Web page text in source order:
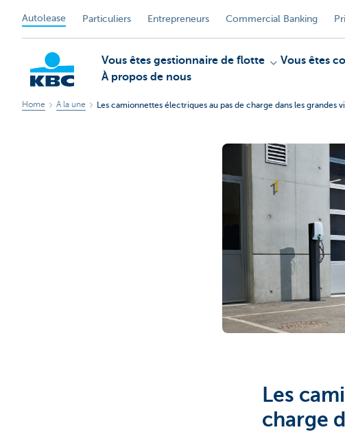
Autolease Particuliers Entrepreneurs Commercial Banking
Vous êtes gestionnaire de flotte Vous êtes
À propos de nous
Home A la une Les camionnettes électriques au pas de charge dans les grandes
Les
charge